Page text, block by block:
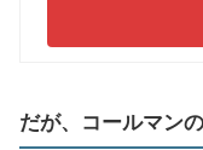
だが、コールマン